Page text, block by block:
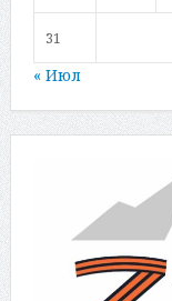
31
« Июл